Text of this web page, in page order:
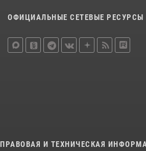
ОФИЦИАЛЬНЫЕ СЕТЕВЫЕ РЕСУРСЫ
ПРАВОВАЯ И ТЕХНИЧЕСКАЯ